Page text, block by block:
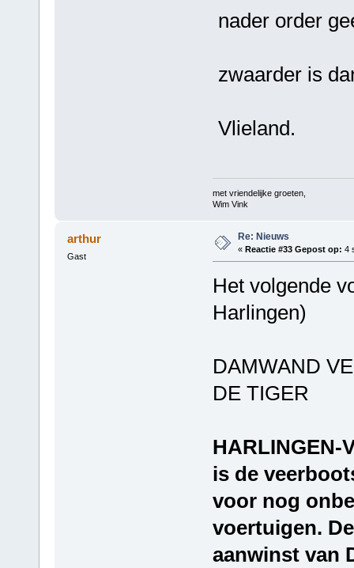
nader order
zwaarder is
Vlieland.
met vriendelijke groeten,
Wim Vink
arthur
Gast
Re: Nieuws
« Reactie #33 Gepost op: 4
Het volgende
Harlingen)
DAMWAND
DE TIGER
HARLINGEN-
is de
voor nog
voertuigen.
aanwinst van